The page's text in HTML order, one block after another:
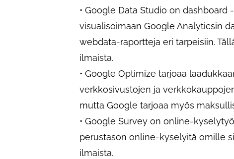
• Google Data Studio on
visualisoimaan Google Analyticsin
webdata-raportteja eri tarpeisiin.
ilmaista.
• Google Optimize tarjoaa
verkkosivustojen ja
mutta Google tarjoaa myös
• Google Survey on online-
perustason online-kyselyitä omille
ilmaista.